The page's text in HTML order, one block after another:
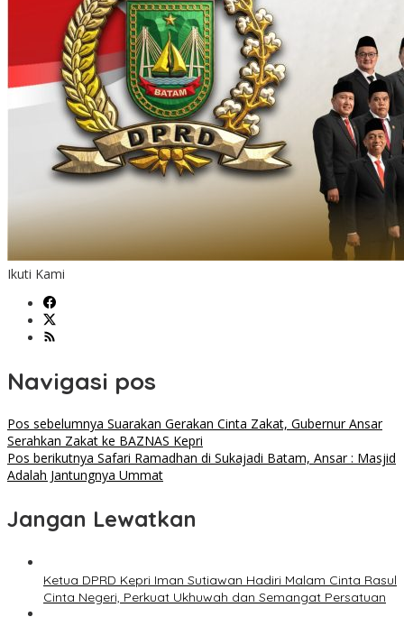
Ikuti Kami
Navigasi pos
Pos sebelumnya Suarakan Gerakan Cinta Zakat, Gubernur Ansar
Serahkan Zakat ke BAZNAS Kepri
Pos berikutnya Safari Ramadhan di Sukajadi Batam, Ansar : Masjid
Adalah Jantungnya Ummat
Jangan Lewatkan
Ketua DPRD Kepri Iman Sutiawan Hadiri Malam Cinta Rasul
Cinta Negeri, Perkuat Ukhuwah dan Semangat Persatuan